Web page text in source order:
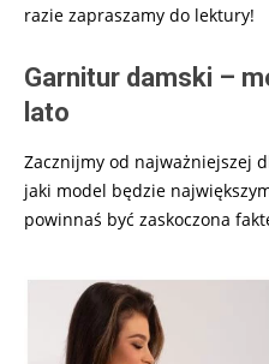
razie zapraszamy do lektury!
Garnitur damski –
lato
Zacznijmy od najważniejszej
jaki model będzie
powinnaś być zaskoczona